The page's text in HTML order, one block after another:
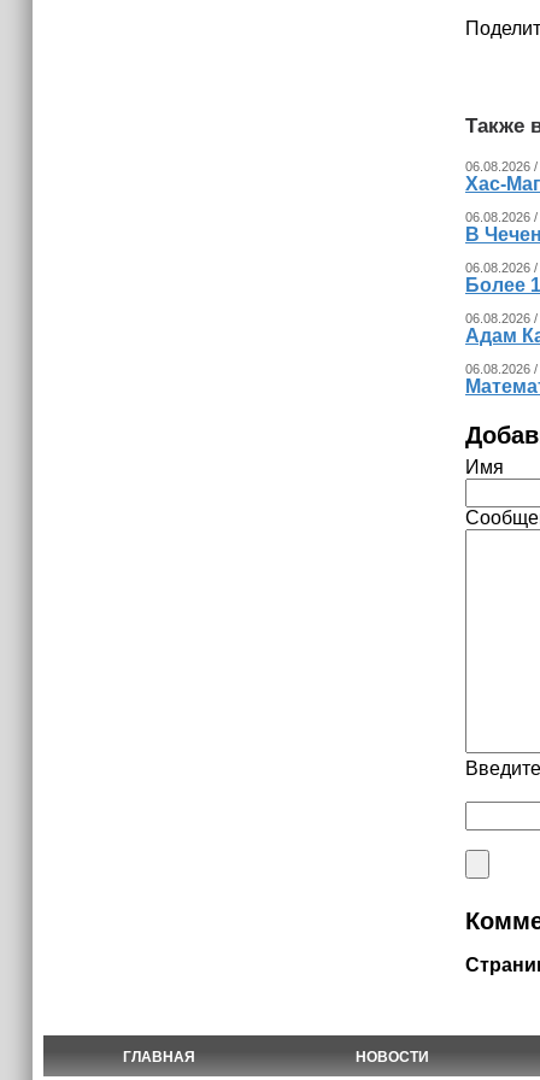
Также
06.08.2026
Хас-
06.08.2026
В
06.08.2026
Более
06.08.2026
Адам
06.08.2026
Имя
ГЛАВНАЯ НОВОСТИ